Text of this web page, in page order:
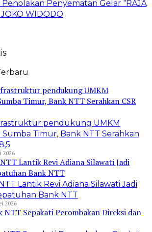
Penolakan Penyematan Gelar “RAJA
WIDODO
pendukung UMKM
Timur, Bank NTT Serahkan
2026
Lantik Revi Adiana Silawati Jadi
Bank NTT
2026